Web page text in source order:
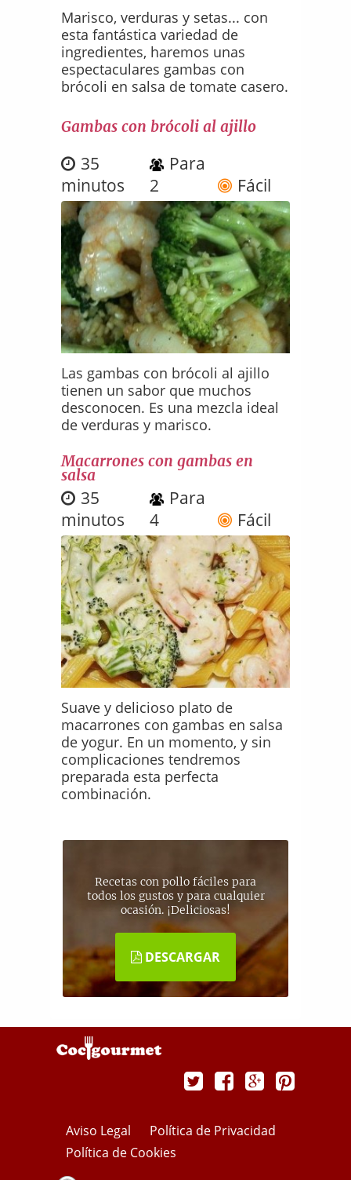
Marisco, verduras y setas... con
esta fantástica variedad de
ingredientes, haremos unas
espectaculares gambas con
brócoli en salsa de tomate casero.
Gambas con brócoli al ajillo
35
minutos
Para
2
Fácil
Las gambas con brócoli al ajillo
tienen un sabor que muchos
desconocen. Es una mezcla ideal
de verduras y marisco.
Macarrones con gambas en
salsa
35
minutos
Para
4
Fácil
Suave y delicioso plato de
macarrones con gambas en salsa
de yogur. En un momento, y sin
complicaciones tendremos
preparada esta perfecta
combinación.
Recetas con pollo fáciles para
todos los gustos y para cualquier
ocasión. ¡Deliciosas!
DESCARGAR
Aviso Legal
Política de Privacidad
Política de Cookies